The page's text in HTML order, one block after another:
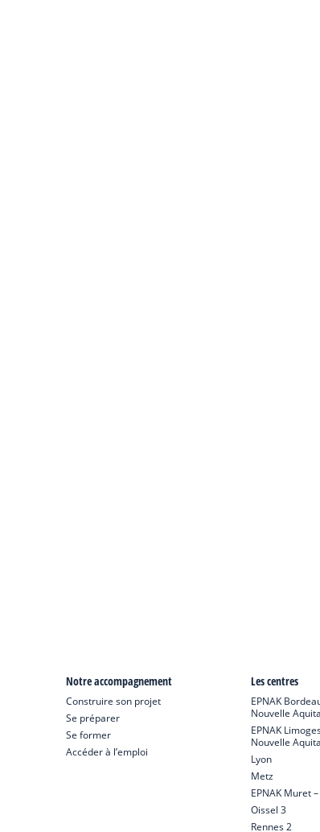
Notre accompagnement
Construire son projet
Se préparer
Se former
Accéder à l’emploi
Les centres
EPNAK
Nouvelle
EPNAK
Nouvelle
Lyon
Metz
EPNAK Muret
Oissel 3
Rennes 2